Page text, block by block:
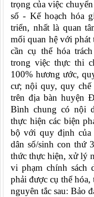
trọng của việc
số - Kế hoạch hóa
triển, nhất là quan
mối quan hệ với
cần cụ thể hóa
trong việc thực thi
100% hương ước,
cư; nội quy, quy
trên địa bàn huyện
Bình chung có nội
thực hiện các biện
bộ với quy định của
dân số/sinh con thứ
thức thực hiện, xử lý
vi phạm chính sách
phải được cụ thể hóa,
nguyên tắc sau: Bảo